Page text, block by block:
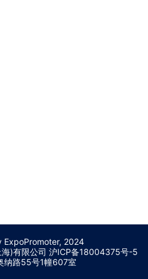
ExpoPromoter, 2024
)有限公司 沪ICP备18004375号-5
纳路55号1幢607室